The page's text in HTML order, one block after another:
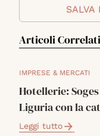
SALVA
Articoli Correlati
IMPRESE & MERCATI
Hotellerie:
Liguria con la
Leggi tutto